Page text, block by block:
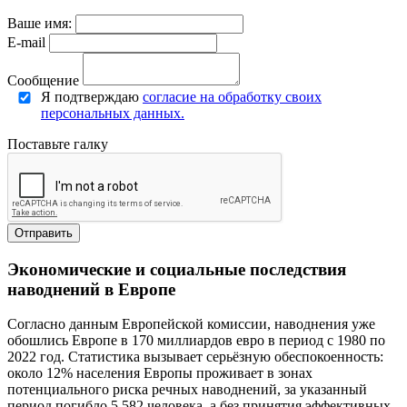
Ваше имя:
E-mail
Сообщение
Я подтверждаю согласие на обработку своих
персональных данных.
Поставьте галку
Отправить
Экономические и социальные последствия
наводнений в Европе
Согласно данным Европейской комиссии, наводнения уже
обошлись Европе в 170 миллиардов евро в период с 1980 по
2022 год. Статистика вызывает серьёзную обеспокоенность:
около 12% населения Европы проживает в зонах
потенциального риска речных наводнений, за указанный